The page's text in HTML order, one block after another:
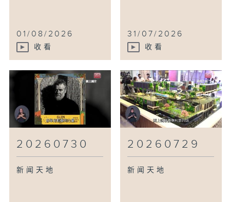
01/08/2026
收看
31/07/2026
收看
20260730
新闻天地
20260729
新闻天地